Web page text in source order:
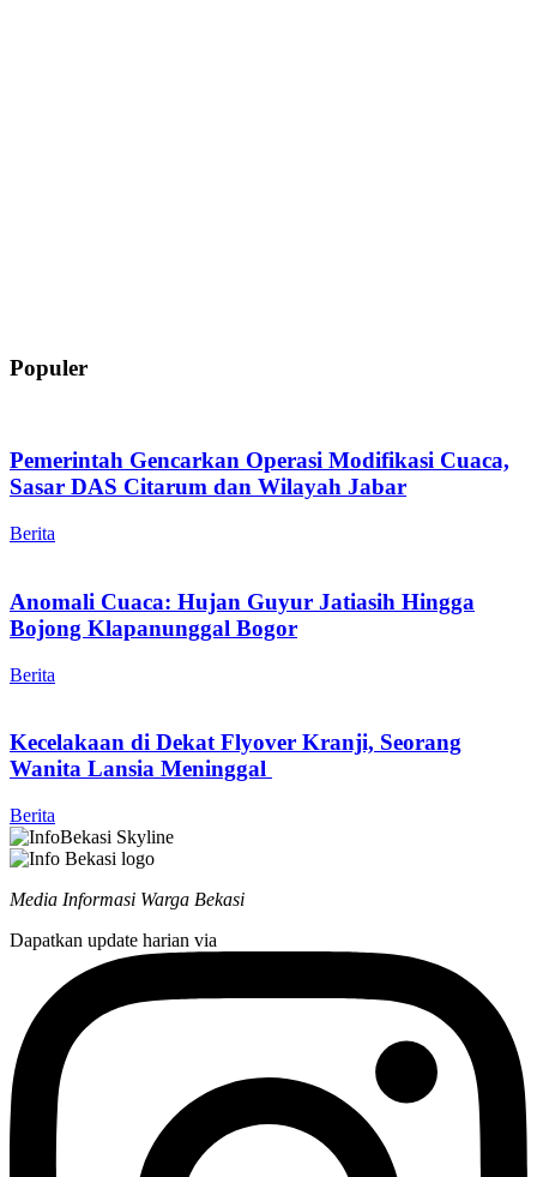
Populer
Pemerintah Gencarkan Operasi Modifikasi Cuaca,
Sasar DAS Citarum dan Wilayah Jabar
Berita
Anomali Cuaca: Hujan Guyur Jatiasih Hingga
Bojong Klapanunggal Bogor
Berita
Kecelakaan di Dekat Flyover Kranji, Seorang
Wanita Lansia Meninggal
Berita
Media Informasi Warga Bekasi
Dapatkan update harian via